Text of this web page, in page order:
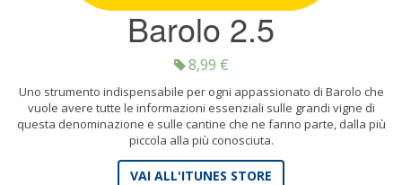
Barolo 2.5
8,99 €
Uno strumento indispensabile per ogni appassionato di Barolo che
vuole avere tutte le informazioni essenziali sulle grandi vigne di
questa denominazione e sulle cantine che ne fanno parte, dalla più
piccola alla più conosciuta.
VAI ALL'ITUNES STORE